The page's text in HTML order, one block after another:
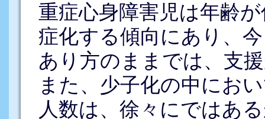
重症心身障害児は年齢
症化する傾向にあり、
あり方のままでは、支
また、少子化の中にお
人数は、徐々にではあ